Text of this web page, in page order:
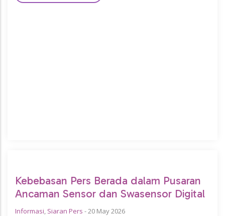
Kebebasan Pers Berada dalam Pusaran
Ancaman Sensor dan Swasensor Digital
Informasi, Siaran Pers -20 May 2026